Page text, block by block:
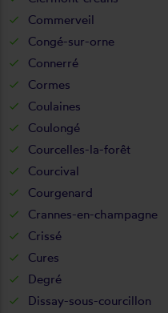
Commerveil
Congé-sur-orne
Connerré
Cormes
Coulaines
Coulongé
Courcelles-la-forêt
Courcival
Courgenard
Crannes-en-champagne
Crissé
Cures
Degré
Dissay-sous-courcillon